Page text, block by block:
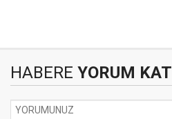
HABERE YORUM KAT